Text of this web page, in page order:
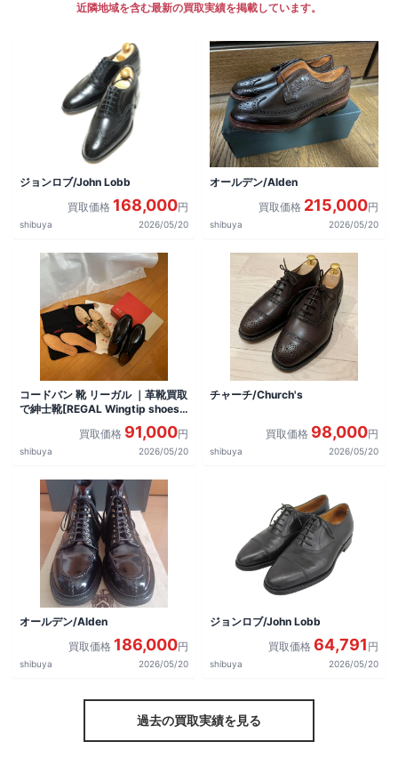
近隣地域を含む最新の買取実績を掲載しています。
ジョンロブ/John Lobb
買取価格 168,000円
shibuya 2026/05/20
オールデン/Alden
買取価格 215,000円
shibuya 2026/05/20
コードバン 靴 リーガル ｜革靴買取
で紳士靴[REGAL Wingtip shoes]
買取価格 91,000円
shibuya 2026/05/20
チャーチ/Church's
買取価格 98,000円
shibuya 2026/05/20
オールデン/Alden
買取価格 186,000円
shibuya 2026/05/20
ジョンロブ/John Lobb
買取価格 64,791 円
shibuya 2026/05/20
過去の買取実績を見る